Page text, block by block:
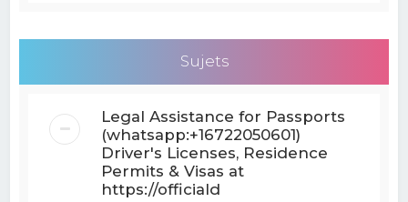
Sujets
Legal Assistance for Passports
(whatsapp:+16722050601)
Driver's Licenses, Residence
Permits & Visas at
https://officiald